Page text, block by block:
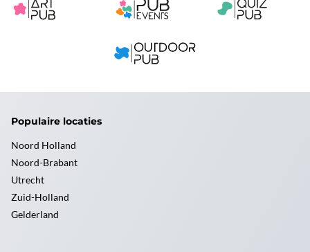
Populaire locaties
Noord Holland
Noord-Brabant
Utrecht
Zuid-Holland
Gelderland